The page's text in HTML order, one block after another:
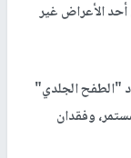
أحد الأعراض غير
"الطفح الجلدي"
وفقدان